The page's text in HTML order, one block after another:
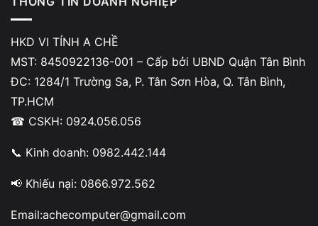
Nội dung
Kiểm tra trong BIOS xem có nhận ổ cứng không
Reset BIOS về mặc định (Load Default)
Kiểm tra lại thứ tự Boot Priority
rất có thể lỗi nằm ở ổ cứng hoặc boot hệ điều hành. Lúc
HKD VI TÍNH A CHỀ
MST: 8450922136-001 – Cấp bởi UBND Quận Tân Bình
ĐC: 1284/1 Trường Sa, P. Tân Sơn Hòa, Q. Tân Bình,
TP.HCM
☎ CSKH: 0924.056.056
📞 Kinh doanh: 0982.442.144
📢 Khiếu nại: 0866.972.562
Email:achecomputer@gmail.com